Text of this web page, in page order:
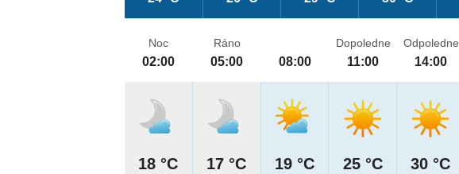
Noc
02:00
18 °C
Ráno
05:00
17 °C
08:00
19 °C
Dopoledne
11:00
25 °C
Odpoledne
14:00
30 °C